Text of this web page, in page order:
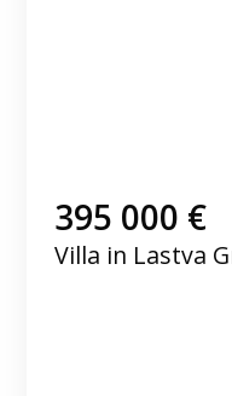
395 000 €
Villa in Lastva